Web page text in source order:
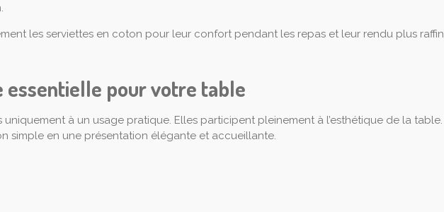
les serviettes en coton pour leur confort pendant les repas et leur rendu plus
essentielle pour votre table
à un usage pratique. Elles participent pleinement à l’esthétique de la
simple en une présentation élégante et accueillante.